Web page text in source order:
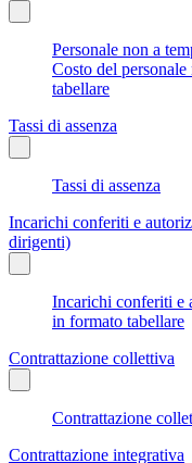
Personale non a
Costo del
tabellare
Tassi di assenza
Tassi di assenza
Incarichi conferiti e
dirigenti)
Incarichi conferiti e
in formato tabellare
Contrattazione collettiva
Contrattazione
Contrattazione integrativa